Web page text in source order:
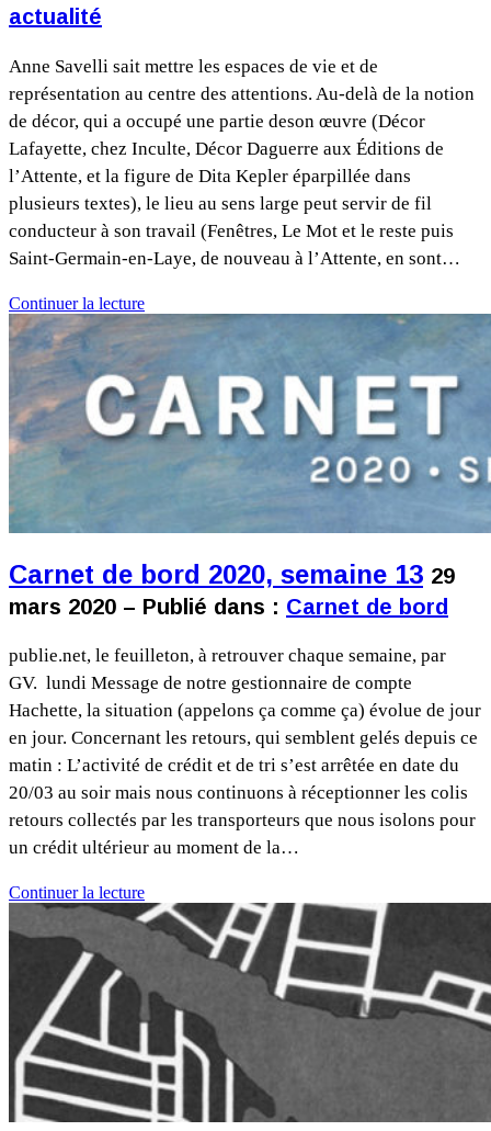
actualité
Anne Savelli sait mettre les espaces de vie et de
représentation au centre des attentions. Au-delà de la notion
de décor, qui a occupé une partie deson œuvre (Décor
Lafayette, chez Inculte, Décor Daguerre aux Éditions de
l’Attente, et la figure de Dita Kepler éparpillée dans
plusieurs textes), le lieu au sens large peut servir de fil
conducteur à son travail (Fenêtres, Le Mot et le reste puis
Saint-Germain-en-Laye, de nouveau à l’Attente, en sont…
Continuer la lecture
Carnet de bord 2020, semaine 13 29
mars 2020 – Publié dans : Carnet de bord
publie.net, le feuilleton, à retrouver chaque semaine, par
GV. lundi Message de notre gestionnaire de compte
Hachette, la situation (appelons ça comme ça) évolue de jour
en jour. Concernant les retours, qui semblent gelés depuis ce
matin : L’activité de crédit et de tri s’est arrêtée en date du
20/03 au soir mais nous continuons à réceptionner les colis
retours collectés par les transporteurs que nous isolons pour
un crédit ultérieur au moment de la…
Continuer la lecture